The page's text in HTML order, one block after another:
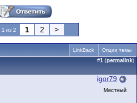
из 2 1 2 >
LinkBack Опции темы
#1 (permalink)
igor79
Местный